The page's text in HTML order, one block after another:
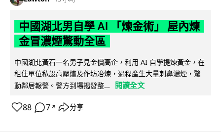
中國湖北男自學 AI 「煉金術」 屋內煉
金冒濃煙驚動全區
中國湖北黃石一名男子見金價高企，利用 AI 自學提煉黃金，在
租住單位私設高壓爐及作坊冶煉，過程產生大量刺鼻濃煙，驚
動鄰居報警。警方到場揭發整...
閱讀全文
88 7 ↗ 分享